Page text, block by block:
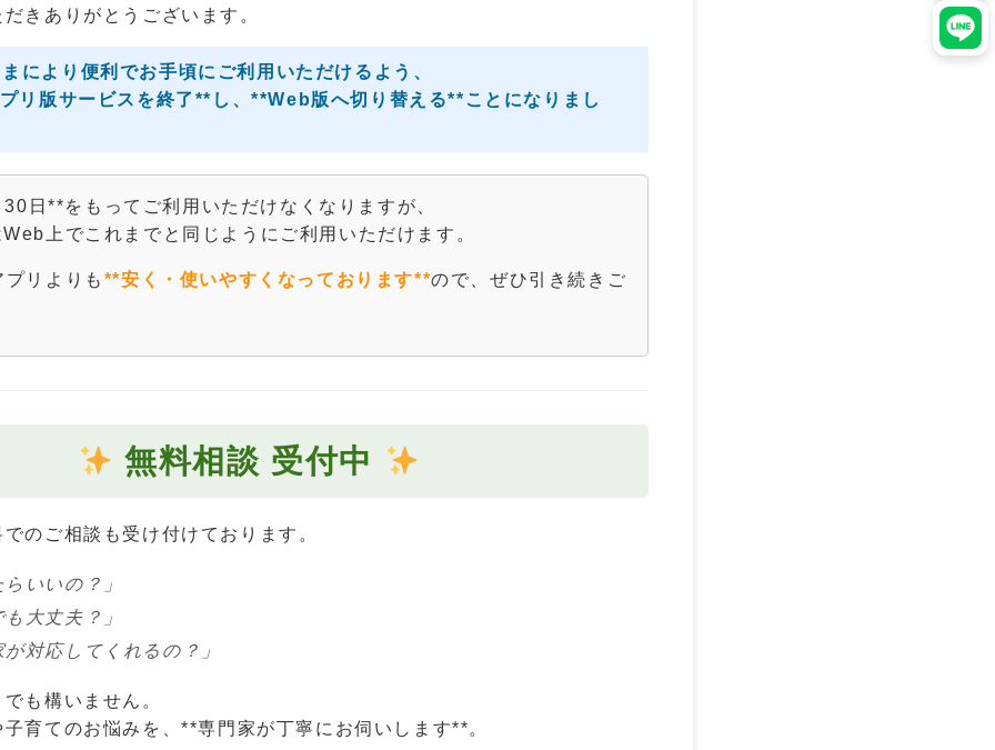
きありがとうございます。
により便利でお手頃にご利用いただけるよう、
リ版サービスを終了**し、**Web版へ切り替える**ことになりまし
日**をもってご利用いただけなくなりますが、
上でこれまでと同じようにご利用いただけます。
リよりも **安く・使いやすくなっております**ので、ぜひ引き続きご
無料相談 受付中
のご相談も受け付けております。
いいの？」
大丈夫？」
が対応してくれるの？」
も構いません。
育てのお悩みを、**専門家が丁寧にお伺いします**。